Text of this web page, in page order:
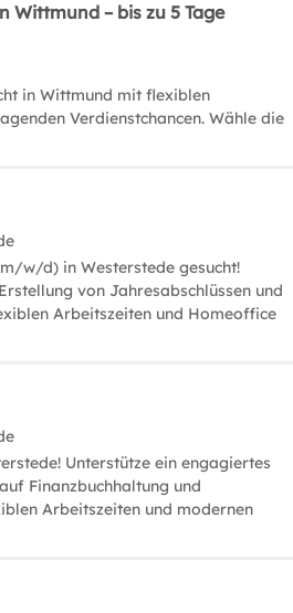
– bis zu 5 Tage
in Wittmund mit flexiblen
Verdienstchancen. Wähle die
w/d) in Westerstede gesucht!
von Jahresabschlüssen und
Arbeitszeiten und Homeoffice
Unterstütze ein engagiertes
Finanzbuchhaltung und
Arbeitszeiten und modernen